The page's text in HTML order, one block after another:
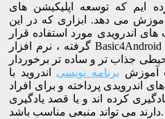
ایم که توسعه اپلیکیشن های
می دهد. ابزاری که در این
اندرویدی مورد استفاده قرار
گرفته ، نرم افزار Basic4Android یا به اختصار B4A نام دارد که
جذاب تر و ساده تر برخوردار
آموزش برنامه نویسی اندروید با basic4Android به
اندرویدی پرداخته و برای افراد
کرده اند و یا قصد یادگیری
دارند می تواند منبعی مناسب باشد.